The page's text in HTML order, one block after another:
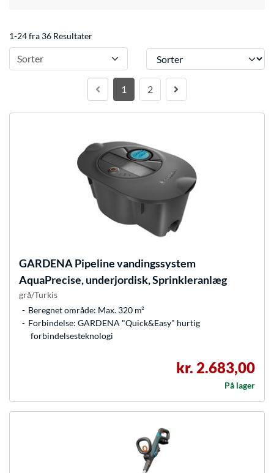
1-24 fra 36 Resultater
Sorter Sorter
1 2
GARDENAPipeline vandingssystem
AquaPrecise, underjordisk, Sprinkleranlæg
grå/Turkis
Beregnet område: Max. 320 m²
Forbindelse: GARDENA "Quick&Easy" hurtig
forbindelsesteknologi
kr. 2.683,00
På lager